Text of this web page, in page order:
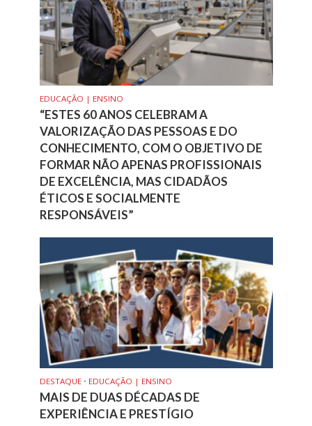
EDUCAÇÃO | ENSINO
“ESTES 60 ANOS CELEBRAM A
VALORIZAÇÃO DAS PESSOAS E DO
CONHECIMENTO, COM O OBJETIVO DE
FORMAR NÃO APENAS PROFISSIONAIS
DE EXCELÊNCIA, MAS CIDADÃOS
ÉTICOS E SOCIALMENTE
RESPONSÁVEIS”
DESTAQUE • EDUCAÇÃO | ENSINO
MAIS DE DUAS DÉCADAS DE
EXPERIÊNCIA E PRESTÍGIO